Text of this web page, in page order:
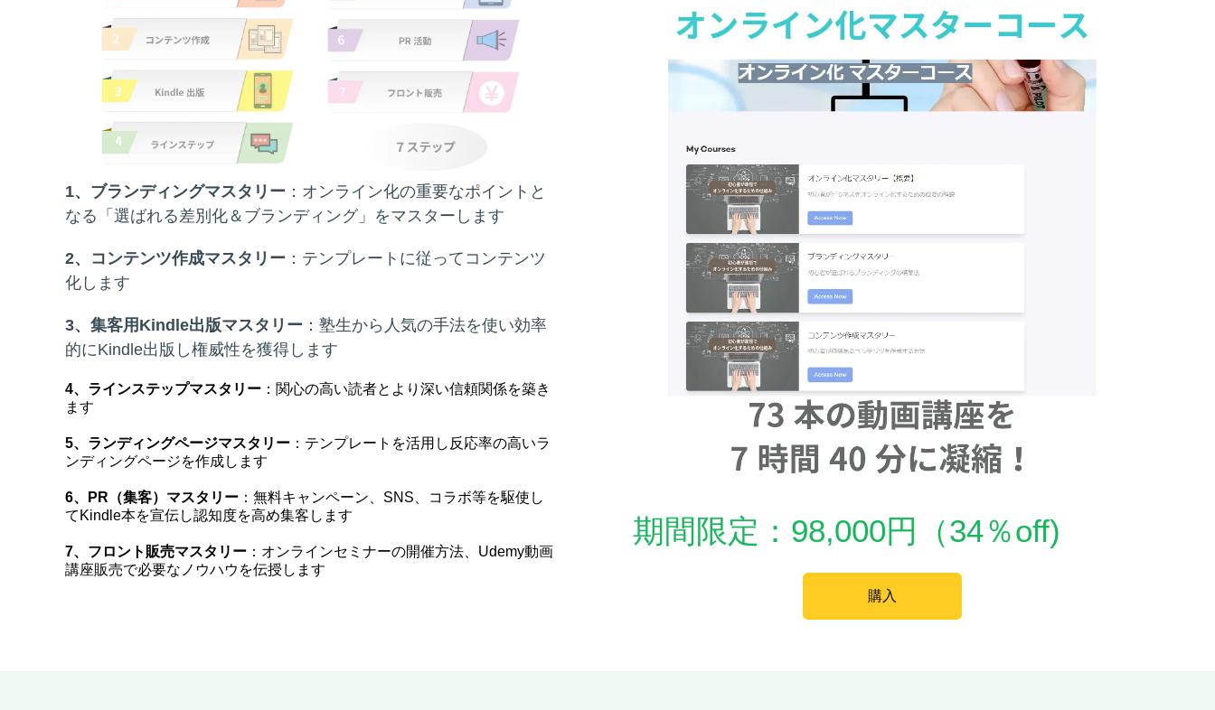
1、ブランディングマスタリー ：オンライン化の重要なポイントと
なる「選ばれる差別化＆ブランディング」をマスターします
2、コンテンツ作成マスタリー ：テンプレートに従ってコンテンツ
化します
3、集客用Kindle出版マスタリー ：塾生から人気の手法を使い効率
的にKindle出版し権威性を獲得します
4、ラインステップマスタリー ：関心の高い読者とより深い信頼関係を築き
ます
5、ランディングページマスタリー ：テンプレートを活用し反応率の高いラ
ンディングページを作成します
6、PR（集客）マスタリー ：無料キャンペーン、SNS、コラボ等を駆使し
てKindle本を宣伝し認知度を高め集客します
7、フロント販売マスタリー ：オンラインセミナーの開催方法、Udemy動画
講座販売で必要なノウハウを伝授します
期間限定：98,000円（34％off)
購入